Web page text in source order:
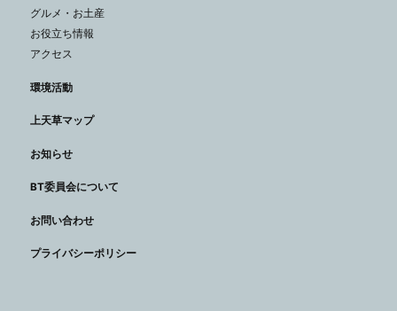
グルメ・お土産
お役立ち情報
アクセス
環境活動
上天草マップ
お知らせ
BT委員会について
お問い合わせ
プライバシーポリシー